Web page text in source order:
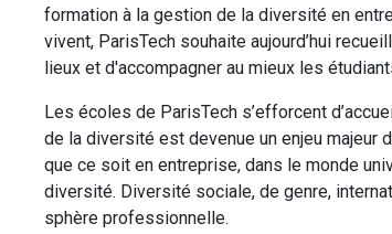
formation à la gestion de la diversité en
vivent, ParisTech souhaite aujourd’hui
lieux et d'accompagner au mieux les
Les écoles de ParisTech s’efforcent
de la diversité est devenue un enjeu majeur
que ce soit en entreprise, dans le monde
diversité. Diversité sociale, de genre,
sphère professionnelle.